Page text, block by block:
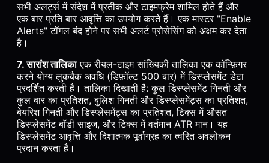
सभी अलर्ट्स में संदेश में प्रतीक और टाइमफ्रेम शामिल होते हैं और
एक बार प्रति बार आवृत्ति का उपयोग करते हैं। एक मास्टर "Enable
Alerts" टॉगल बंद होने पर सभी अलर्ट प्रोसेसिंग को अक्षम कर देता
है।
7. सारांश तालिकाएक रीयल-टाइम सांख्यिकी तालिका एक कॉन्फ़िगर
करने योग्य लुकबैक अवधि (डिफ़ॉल्ट 500 बार) में डिस्प्लेसमेंट डेटा
प्रदर्शित करती है। तालिका दिखाती है: कुल डिस्प्लेसमेंट गिनती और
कुल बार का प्रतिशत, बुलिश गिनती और डिस्प्लेसमेंट्स का प्रतिशत,
बेयरिश गिनती और डिस्प्लेसमेंट्स का प्रतिशत, टिक्स में औसत
डिस्प्लेसमेंट बॉडी साइज, और टिक्स में वर्तमान ATR मान। यह
डिस्प्लेसमेंट आवृत्ति और दिशात्मक पूर्वाग्रह का त्वरित अवलोकन
प्रदान करता है।